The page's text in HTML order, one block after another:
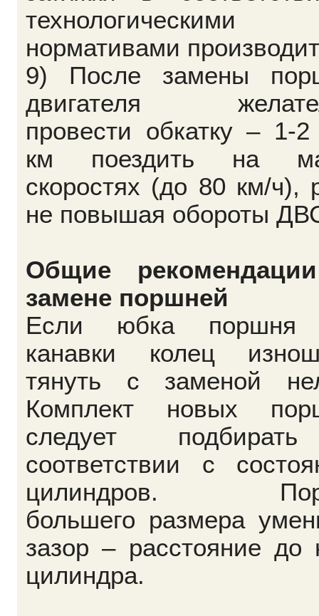
технологическими
нормативами
9) После замены
двигателя
провести обкатку – 1-
км поездить на
скоростях (до 80 км/ч),
не повышая обороты
Общие
замене поршней
Если юбка поршня
канавки колец
тянуть с заменой
Комплект новых
следует
соответствии с
цилиндров.
большего размера
зазор – расстояние до
цилиндра.